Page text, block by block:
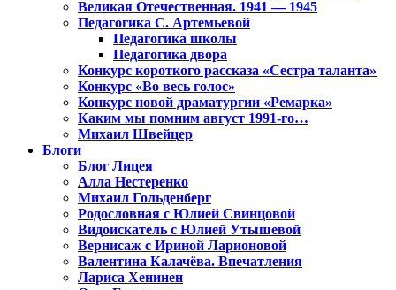
Великая Отечественная. 1941 — 1945
Педагогика С. Артемьевой
Педагогика школы
Педагогика двора
Конкурс короткого рассказа «Сестра таланта»
Конкурс «Во весь голос»
Конкурс новой драматургии «Ремарка»
Каким мы помним август 1991-го…
Михаил Швейцер
Блоги
Блог Лицея
Алла Нестеренко
Михаил Гольденберг
Родословная с Юлией Свинцовой
Видоискатель с Юлией Утышевой
Вернисаж с Ириной Ларионовой
Валентина Калачёва. Впечатления
Лариса Хенинен